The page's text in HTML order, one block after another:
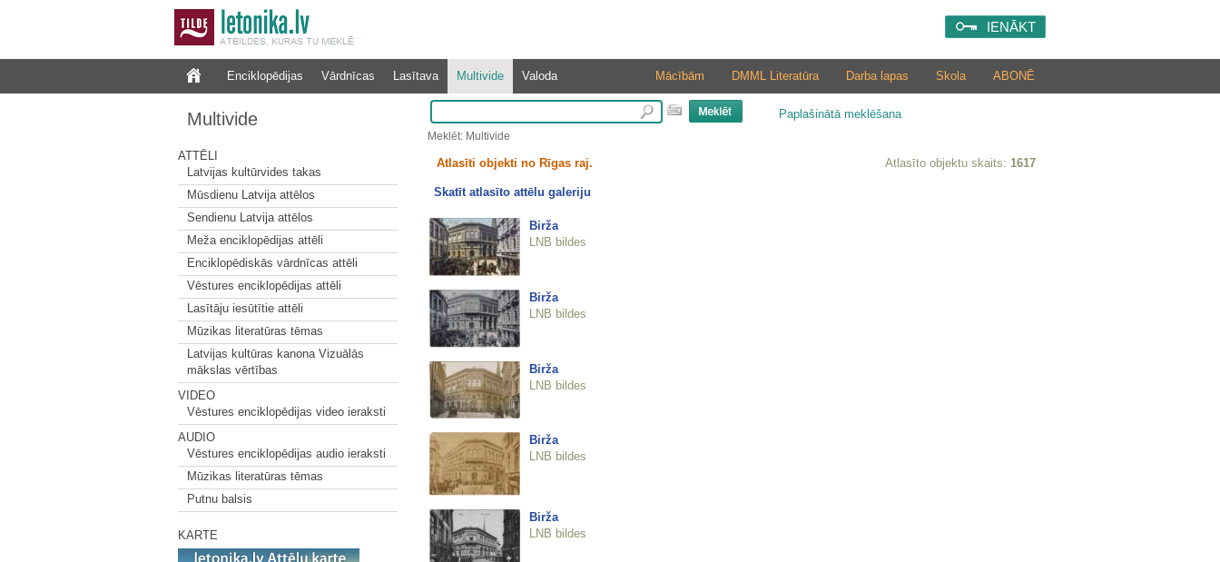
IENĀKT
Enciklopēdijas Vārdnīcas Lasītava Multivide Valoda ABONĒ
Skola
Darba lapas
DMML Literatūra
Mācībām
Multivide
ATTĒLI
Latvijas kultūrvides takas
Mūsdienu Latvija attēlos
Sendienu Latvija attēlos
Meža enciklopēdijas attēli
Enciklopēdiskās vārdnīcas attēli
Vēstures enciklopēdijas attēli
Lasītāju iesūtītie attēli
Mūzikas literatūras tēmas
Latvijas kultūras kanona Vizuālās
mākslas vērtības
VIDEO
Vēstures enciklopēdijas video ieraksti
AUDIO
Vēstures enciklopēdijas audio ieraksti
Mūzikas literatūras tēmas
Putnu balsis
KARTE
Paplašinātā meklēšana
Meklēt: Multivide
Atlasīti objekti no Rīgas raj. Atlasīto objektu skaits: 1617
Skatīt atlasīto attēlu galeriju
Birža
LNB bildes
Birža
LNB bildes
Birža
LNB bildes
Birža
LNB bildes
Birža
LNB bildes